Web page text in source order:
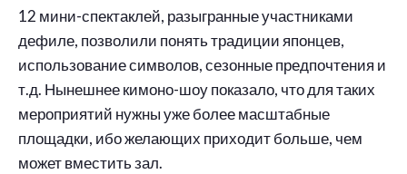
12 мини-спектаклей, разыгранные участниками
дефиле, позволили понять традиции японцев,
использование символов, сезонные предпочтения и
т.д. Нынешнее кимоно-шоу показало, что для таких
мероприятий нужны уже более масштабные
площадки, ибо желающих приходит больше, чем
может вместить зал.